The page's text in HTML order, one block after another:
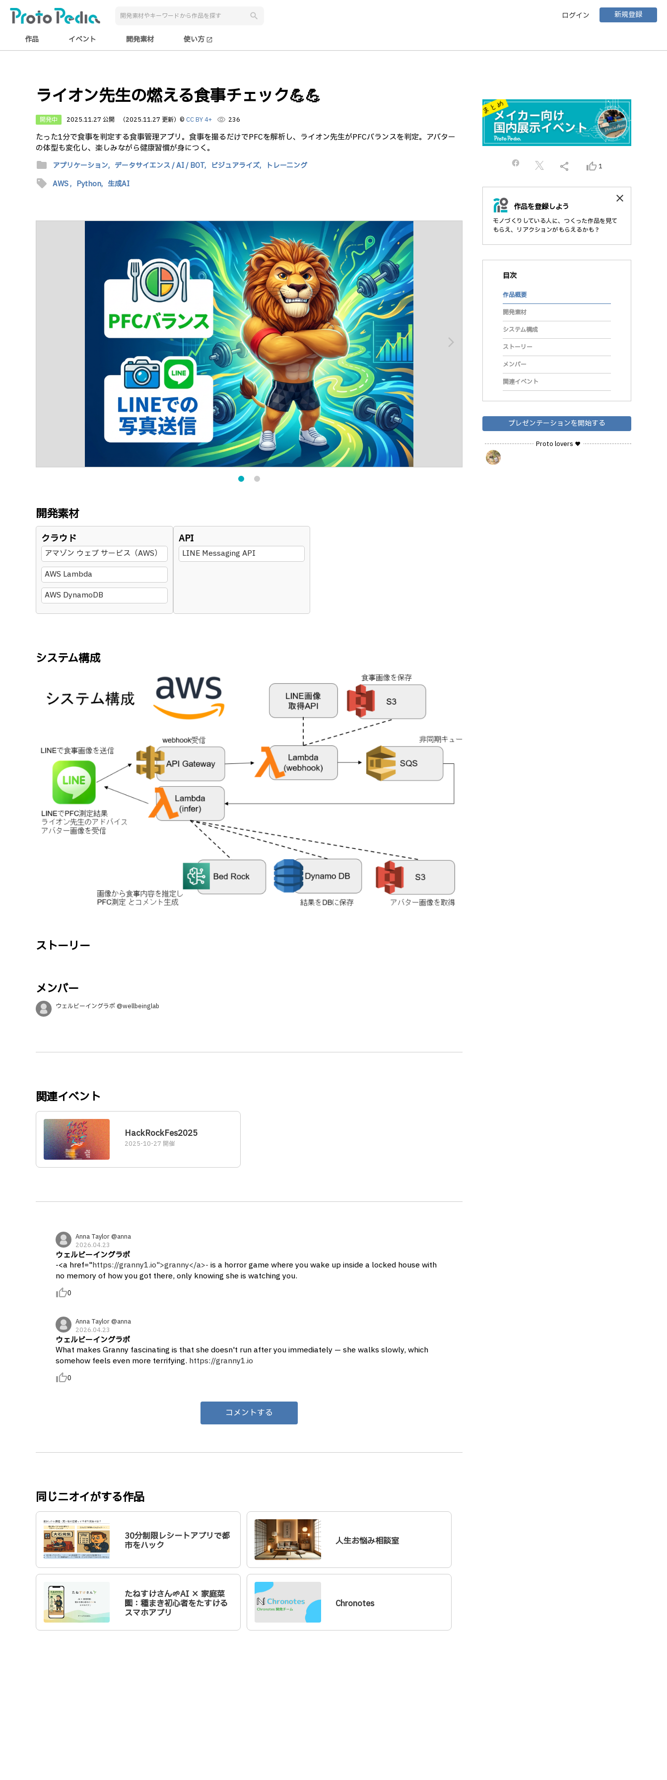
search ログイン 新規登録
作品 イベント 開発素材 使い方 open_in_new
ライオン先生の燃える食事チェック💪💪
開発中 2025.11.27 公開 （2025.11.27 更新） © CC BY 4+ visibility 236
たった1分で食事を判定する食事管理アプリ。食事を撮るだけでPFCを解析し、ライオン先生がPFCバランスを判定。アバター
の体型も変化し、楽しみながら健康習慣が身につく。
folder アプリケーション, データサイエンス / AI / BOT, ビジュアライズ, トレーニング
sell AWS , Python, 生成AI
arrow_forward_ios
開発素材
クラウド
アマゾン ウェブ サービス（AWS）
AWS Lambda
AWS DynamoDB
API
LINE Messaging API
システム構成
ストーリー
メンバー
ウェルビーイングラボ @wellbeinglab
関連イベント
HackRockFes2025
2025-10-27 開催
Anna Taylor @anna
2026.04.23
ウェルビーイングラボ
-<a href="https://granny1.io">granny</a>- is a horror game where you wake up inside a locked house with
no memory of how you got there, only knowing she is watching you.
thumb_up_alt0
Anna Taylor @anna
2026.04.23
ウェルビーイングラボ
What makes Granny fascinating is that she doesn't run after you immediately — she walks slowly, which
somehow feels even more terrifying. https://granny1.io
thumb_up_alt0
コメントする
同じニオイがする作品
30分制限レシートアプリで都
市をハック 人生お悩み相談室
たねすけさん🌱AI × 家庭菜
園：種まき初心者をたすける
スマホアプリ
Chronotes
share thumb_up_alt 1
作品を登録しよう
モノづくりしている人に、つくった作品を見て
もらえ、リアクションがもらえるかも？
close
目次
作品概要
開発素材
システム構成
ストーリー
メンバー
関連イベント
プレゼンテーションを開始する
Proto lovers ♥